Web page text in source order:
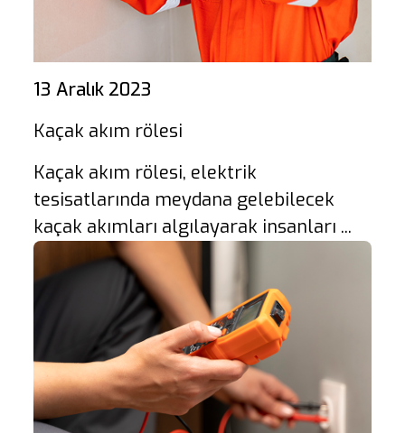
13 Aralık 2023
Kaçak akım rölesi
Kaçak akım rölesi, elektrik
tesisatlarında meydana gelebilecek
kaçak akımları algılayarak insanları ...